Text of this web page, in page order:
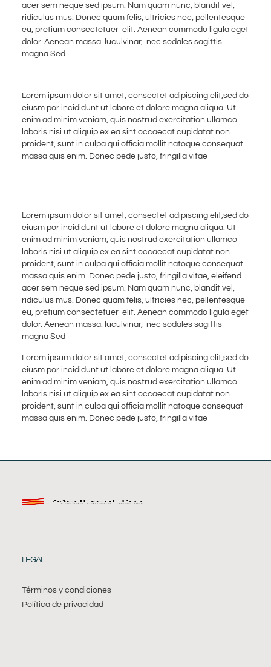
acer sem neque sed ipsum. Nam quam nunc, blandit vel,
ridiculus mus. Donec quam felis, ultricies nec, pellentesque
eu, pretium consectetuer elit. Aenean commodo ligula eget
dolor. Aenean massa. luculvinar, nec sodales sagittis
magna Sed
Lorem ipsum dolor sit amet, consectet adipiscing elit,sed do
eiusm por incididunt ut labore et dolore magna aliqua. Ut
enim ad minim veniam, quis nostrud exercitation ullamco
laboris nisi ut aliquip ex ea sint occaecat cupidatat non
proident, sunt in culpa qui officia mollit natoque consequat
massa quis enim. Donec pede justo, fringilla vitae
Lorem ipsum dolor sit amet, consectet adipiscing elit,sed do
eiusm por incididunt ut labore et dolore magna aliqua. Ut
enim ad minim veniam, quis nostrud exercitation ullamco
laboris nisi ut aliquip ex ea sint occaecat cupidatat non
proident, sunt in culpa qui officia mollit natoque consequat
massa quis enim. Donec pede justo, fringilla vitae, eleifend
acer sem neque sed ipsum. Nam quam nunc, blandit vel,
ridiculus mus. Donec quam felis, ultricies nec, pellentesque
eu, pretium consectetuer elit. Aenean commodo ligula eget
dolor. Aenean massa. luculvinar, nec sodales sagittis
magna Sed
Lorem ipsum dolor sit amet, consectet adipiscing elit,sed do
eiusm por incididunt ut labore et dolore magna aliqua. Ut
enim ad minim veniam, quis nostrud exercitation ullamco
laboris nisi ut aliquip ex ea sint occaecat cupidatat non
proident, sunt in culpa qui officia mollit natoque consequat
massa quis enim. Donec pede justo, fringilla vitae
LEGAL
Términos y condiciones
Política de privacidad